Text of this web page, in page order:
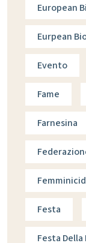
European
Eurpean
Evento
Fame
Farnesina
Festa
Festa Della